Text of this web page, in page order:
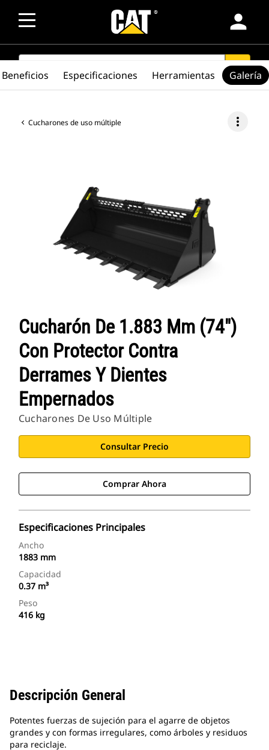
person
SEARCH search
Cucharones de uso múltiple more_vert
Cucharón De 1.883 Mm (74")
Con Protector Contra
Derrames Y Dientes
Empernados
Cucharones De Uso Múltiple
Consultar Precio
Comprar Ahora
Especificaciones Principales
Ancho
1883 mm
Capacidad
0.37 m³
Peso
416 kg
Beneficios Especificaciones Herramientas Galería
Descripción General
Potentes fuerzas de sujeción para el agarre de objetos
grandes y con formas irregulares, como árboles y residuos
para reciclaje.